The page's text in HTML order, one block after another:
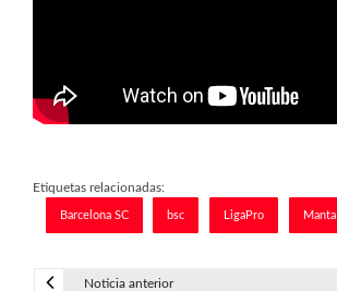
Etiquetas relacionadas:
Barcelona SC bsc LigaPro Manta
Noticia anterior